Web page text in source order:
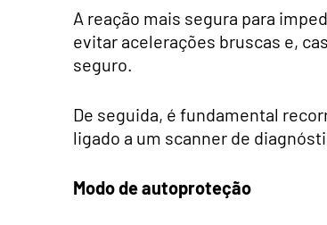
A reação mais segura para
evitar acelerações bruscas e,
seguro.
De seguida, é fundamental
ligado a um scanner de
Modo de autoproteção